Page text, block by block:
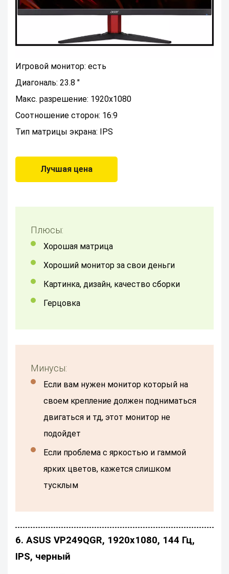
Игровой монитор: есть
Диагональ: 23.8 "
Макс. разрешение: 1920x1080
Соотношение сторон: 16:9
Тип матрицы экрана: IPS
Лучшая цена
Плюсы:
Хорошая матрица
Хороший монитор за свои деньги
Картинка, дизайн, качество сборки
Герцовка
Минусы:
Если вам нужен монитор который на
своем крепление должен подниматься
двигаться и тд, этот монитор не
подойдет
если проблема с яркостью и гаммой
ярких цветов, кажется слишком
тусклым
6. ASUS VP249QGR, 1920x1080, 144 Гц,
IPS, черный